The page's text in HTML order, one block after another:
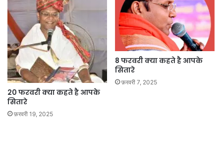
20 फरवरी क्या कहते है आपके
सितारे
फ़रवरी 19, 2025
8 फरवरी क्या कहते है आपके
सितारे
फ़रवरी 7, 2025